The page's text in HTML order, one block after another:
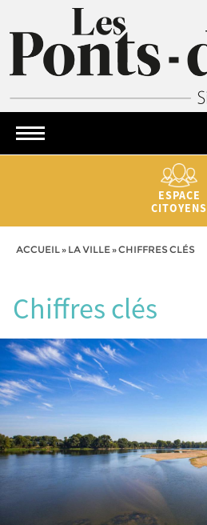
ESPACE
CITOYENS
ACCUEIL» LA VILLE»CHIFFRES CLÉS
Chiffres clés